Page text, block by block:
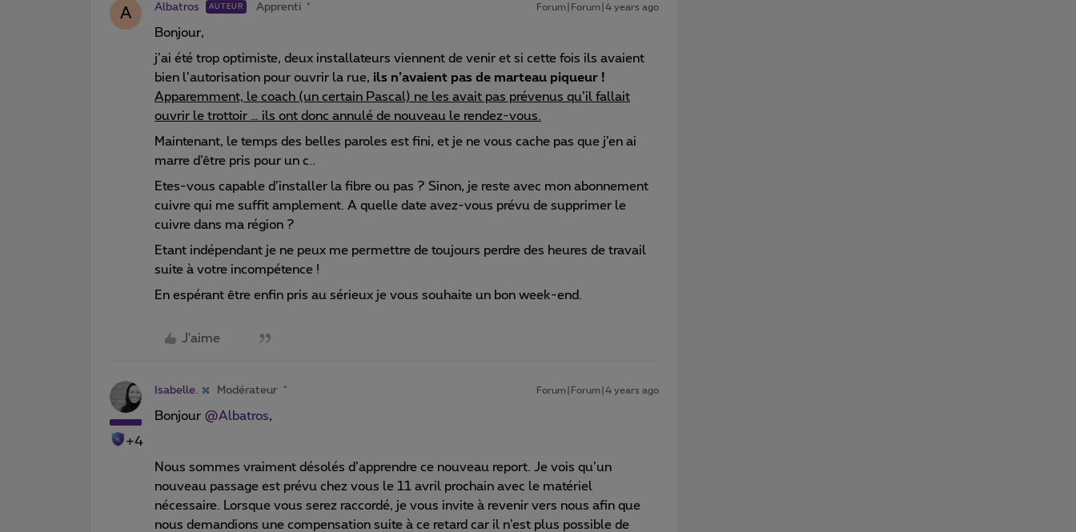
A Albatros AUTEUR Apprenti Forum|Forum|4 years ago
Bonjour,
j’ai été trop optimiste, deux installateurs viennent de venir et si cette fois ils avaient
bien l’autorisation pour ouvrir la rue, ils n’avaient pas de marteau piqueur !
Apparemment, le coach (un certain Pascal) ne les avait pas prévenus qu’il fallait
ouvrir le trottoir … ils ont donc annulé de nouveau le rendez-vous.
Maintenant, le temps des belles paroles est fini, et je ne vous cache pas que j’en ai
marre d’être pris pour un c..
Etes-vous capable d’installer la fibre ou pas ? Sinon, je reste avec mon abonnement
cuivre qui me suffit amplement. A quelle date avez-vous prévu de supprimer le
cuivre dans ma région ?
Etant indépendant je ne peux me permettre de toujours perdre des heures de travail
suite à votre incompétence !
En espérant être enfin pris au sérieux je vous souhaite un bon week-end.
J'aime
+4
Isabelle. Modérateur Forum|Forum|4 years ago
Bonjour @Albatros,
Nous sommes vraiment désolés d’apprendre ce nouveau report. Je vois qu’un
nouveau passage est prévu chez vous le 11 avril prochain avec le matériel
nécessaire. Lorsque vous serez raccordé, je vous invite à revenir vers nous afin que
nous demandions une compensation suite à ce retard car il n’est plus possible de